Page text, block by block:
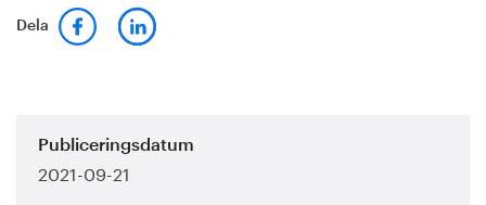
Dela
Publiceringsdatum
2021-09-21